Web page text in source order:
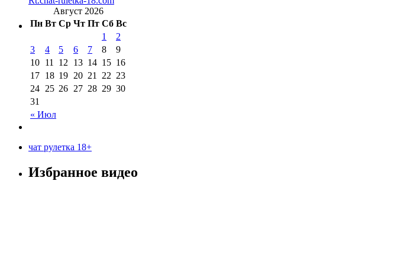
Август 2026
Пн Вт Ср Чт Пт Сб Вс
« Июл
1
2
3
4 5 6 7 8
9
10 11 12 13 14 15 16
17 18 19 20 21 22 23
24 25 26 27 28 29 30
31
чат рулетка 18+
Избранное видео